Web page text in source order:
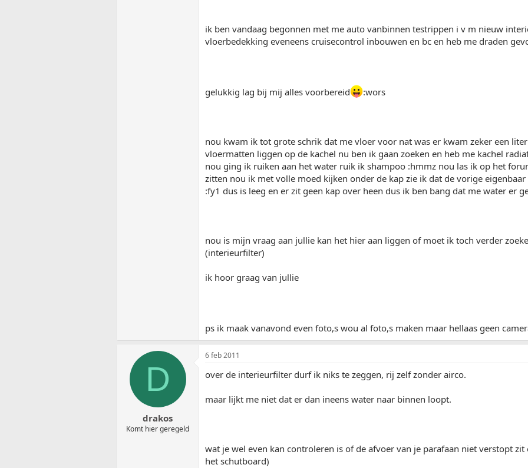
ik ben vandaag begonnen met me auto vanbinnen testrippen i v m nieuw
vloerbedekking eveneens cruisecontrol inbouwen en bc en heb me draden
gelukkig lag bij mij alles voorbereid :wors
nou kwam ik tot grote schrik dat me vloer voor nat was er kwam zeker een
vloermatten liggen op de kachel nu ben ik gaan zoeken en heb me kachel
nou ging ik ruiken aan het water ruik ik shampoo :hmmz nou las ik op het
zitten nou ik met volle moed kijken onder de kap zie ik dat de vorige
:fy1 dus is leeg en er zit geen kap over heen dus ik ben bang dat me water er
nou is mijn vraag aan jullie kan het hier aan liggen of moet ik toch verder
(interieurfilter)
ik hoor graag van jullie
ps ik maak vanavond even foto,s wou al foto,s maken maar hellaas geen
D
drakos
Komt hier geregeld
6 feb 2011
over de interieurfilter durf ik niks te zeggen, rij zelf zonder airco.
maar lijkt me niet dat er dan ineens water naar binnen loopt.
wat je wel even kan controleren is of de afvoer van je parafaan niet verstopt
het schutboard)